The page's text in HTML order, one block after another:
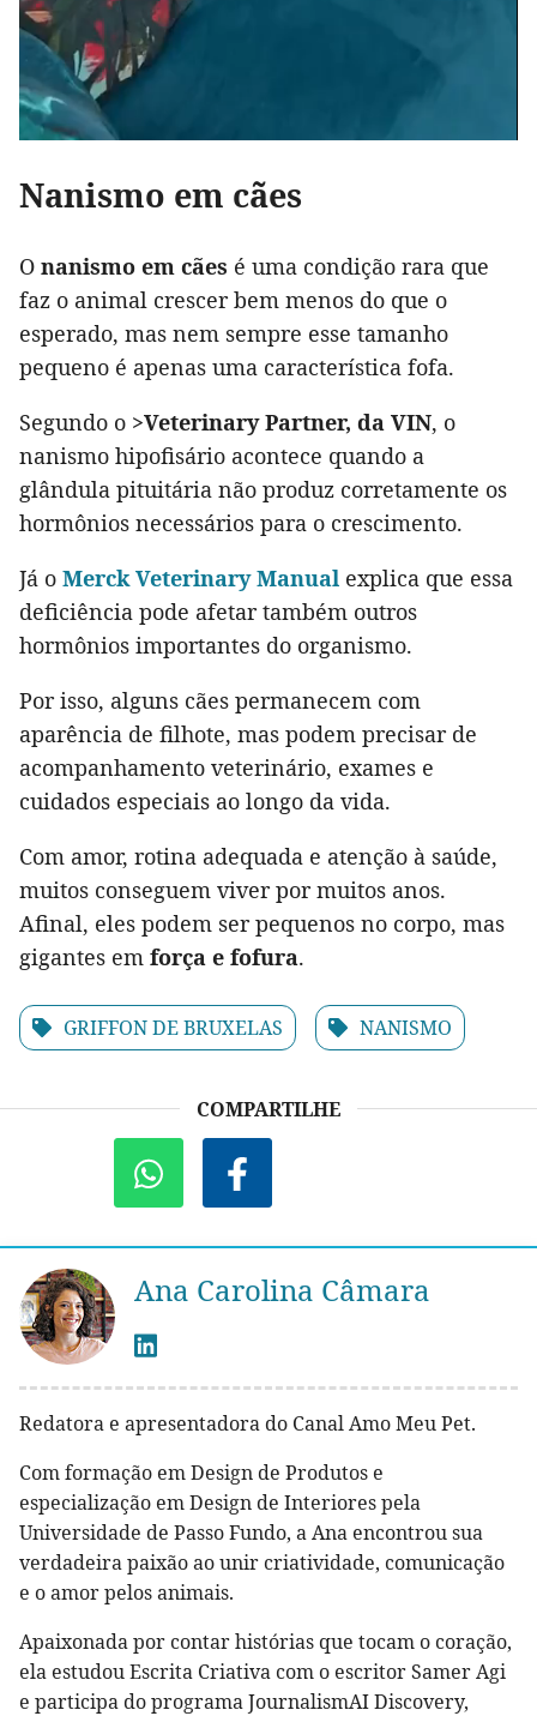
Nanismo em cães
O nanismo em cães é uma condição rara que
faz o animal crescer bem menos do que o
esperado, mas nem sempre esse tamanho
pequeno é apenas uma característica fofa.
Segundo o >Veterinary Partner, da VIN, o
nanismo hipofisário acontece quando a
glândula pituitária não produz corretamente os
hormônios necessários para o crescimento.
Já o Merck Veterinary Manual explica que essa
deficiência pode afetar também outros
hormônios importantes do organismo.
Por isso, alguns cães permanecem com
aparência de filhote, mas podem precisar de
acompanhamento veterinário, exames e
cuidados especiais ao longo da vida.
Com amor, rotina adequada e atenção à saúde,
muitos conseguem viver por muitos anos.
Afinal, eles podem ser pequenos no corpo, mas
gigantes em força e fofura.
GRIFFON DE BRUXELAS NANISMO
COMPARTILHE
Ana Carolina Câmara
Redatora e apresentadora do Canal Amo Meu Pet.
Com formação em Design de Produtos e
especialização em Design de Interiores pela
Universidade de Passo Fundo, a Ana encontrou sua
verdadeira paixão ao unir criatividade, comunicação
e o amor pelos animais.
Apaixonada por contar histórias que tocam o coração,
ela estudou Escrita Criativa com o escritor Samer Agi
e participa do programa JournalismAI Discovery,